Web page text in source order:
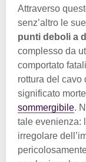
Attraverso
senz’altro le
punti deboli a
complesso da
comportato
rottura del cavo
significato
sommergibile.
tale evenienza:
irregolare